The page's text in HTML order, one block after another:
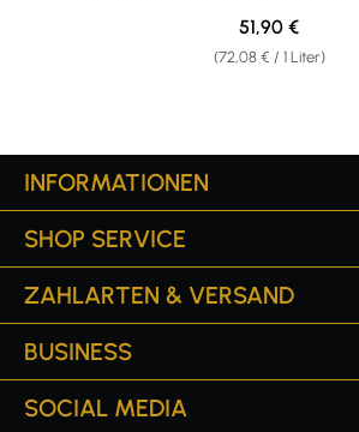
(72,08 € / 1 Liter)
Regulärer Preis:
51,90 €
INFORMATIONEN
SHOP SERVICE
ZAHLARTEN & VERSAND
BUSINESS
SOCIAL MEDIA